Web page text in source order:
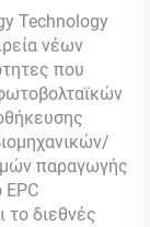
Technology
νέων
που
παραγωγής
EPC
το διεθνές